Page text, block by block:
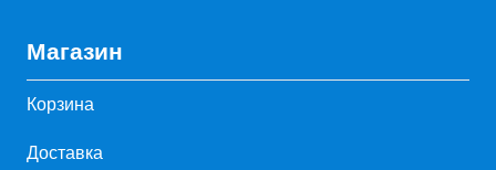
Магазин
Корзина
Доставка